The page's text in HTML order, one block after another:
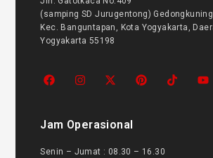
(samping SD Jurugentong) Gedongkuning
Kec. Banguntapan, Kota Yogyakarta,
Yogyakarta 55198
Jam Operasional
Senin – Jumat : 08.30 – 16.30